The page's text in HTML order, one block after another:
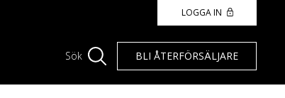
LOGGA IN
Sök BLI ÅTERFÖRSÄLJARE